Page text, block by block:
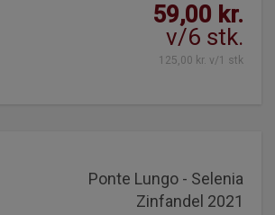
59,00 kr.
v/6 stk.
125,00 kr. v/1 stk
Ponte Lungo - Selenia
Zinfandel 2021